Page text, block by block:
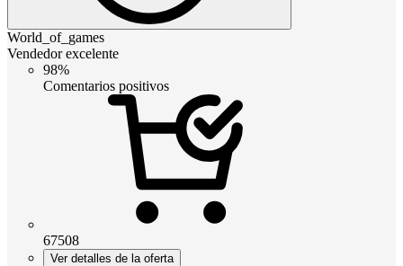
World_of_games
Vendedor excelente
98%
Comentarios positivos
67508
Ver detalles de la oferta